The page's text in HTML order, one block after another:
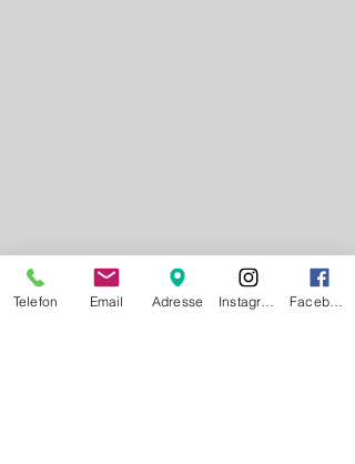
Telefon Email Adresse